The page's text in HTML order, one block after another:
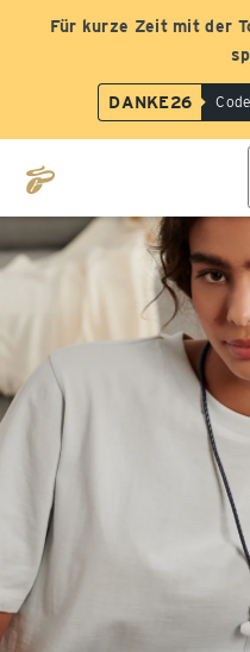
Für kurze Zeit mit der
DANKE26